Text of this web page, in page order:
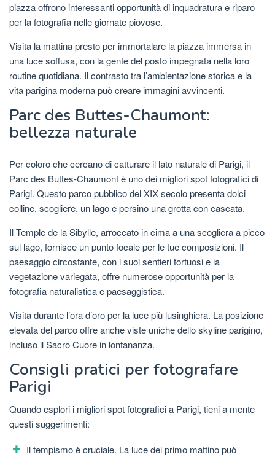
piazza offrono interessanti opportunità di inquadratura e riparo
per la fotografia nelle giornate piovose.
Visita la mattina presto per immortalare la piazza immersa in
una luce soffusa, con la gente del posto impegnata nella loro
routine quotidiana. Il contrasto tra l’ambientazione storica e la
vita parigina moderna può creare immagini avvincenti.
Parc des Buttes-Chaumont:
bellezza naturale
Per coloro che cercano di catturare il lato naturale di Parigi, il
Parc des Buttes-Chaumont è uno dei migliori spot fotografici di
Parigi. Questo parco pubblico del XIX secolo presenta dolci
colline, scogliere, un lago e persino una grotta con cascata.
Il Temple de la Sibylle, arroccato in cima a una scogliera a picco
sul lago, fornisce un punto focale per le tue composizioni. Il
paesaggio circostante, con i suoi sentieri tortuosi e la
vegetazione variegata, offre numerose opportunità per la
fotografia naturalistica e paesaggistica.
Visita durante l’ora d’oro per la luce più lusinghiera. La posizione
elevata del parco offre anche viste uniche dello skyline parigino,
incluso il Sacro Cuore in lontananza.
Consigli pratici per fotografare
Parigi
Quando esplori i migliori spot fotografici a Parigi, tieni a mente
questi suggerimenti:
Il tempismo è cruciale. La luce del primo mattino può